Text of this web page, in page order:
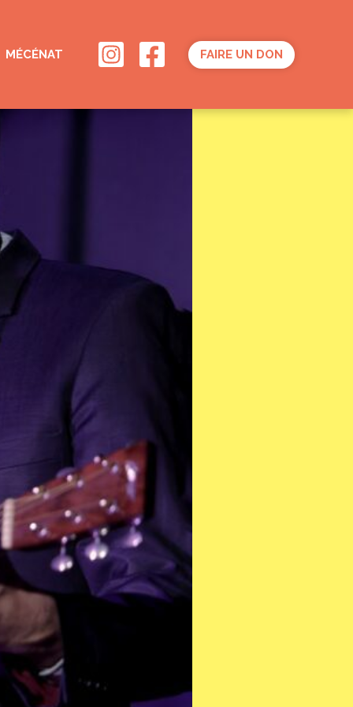
MÉCÉNAT FAIRE UN DON